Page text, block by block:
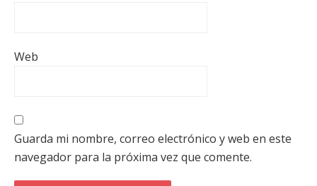
Web
Guarda mi nombre, correo electrónico y web en este
navegador para la próxima vez que comente.